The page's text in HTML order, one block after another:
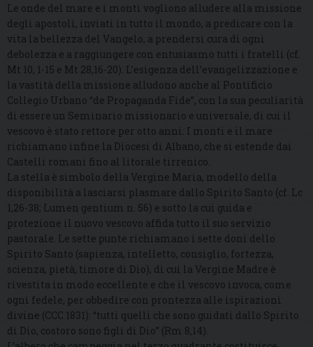
Le onde del mare e i monti vogliono alludere alla missione
degli apostoli, inviati in tutto il mondo, a predicare con la
vita la bellezza del Vangelo, a prendersi cura di ogni
debolezza e a raggiungere con entusiasmo tutti i fratelli (cf.
Mt 10, 1-15 e Mt 28,16-20). L’esigenza dell’evangelizzazione e
la vastità della missione alludono anche al Pontificio
Collegio Urbano “de Propaganda Fide”, con la sua peculiarità
di essere un Seminario missionario e universale, di cui il
vescovo è stato rettore per otto anni. I monti e il mare
richiamano infine la Diocesi di Albano, che si estende dai
Castelli romani fino al litorale tirrenico.
La stella è simbolo della Vergine Maria, modello della
disponibilità a lasciarsi plasmare dallo Spirito Santo (cf. Lc
1,26-38; Lumen gentium n. 56) e sotto la cui guida e
protezione il nuovo vescovo affida tutto il suo servizio
pastorale. Le sette punte richiamano i sette doni dello
Spirito Santo (sapienza, intelletto, consiglio, fortezza,
scienza, pietà, timore di Dio), di cui la Vergine Madre è
rivestita in modo eccellente e che il vescovo invoca, come
ogni fedele, per obbedire con prontezza alle ispirazioni
divine (CCC 1831): “tutti quelli che sono guidati dallo Spirito
di Dio, costoro sono figli di Dio” (Rm 8,14).